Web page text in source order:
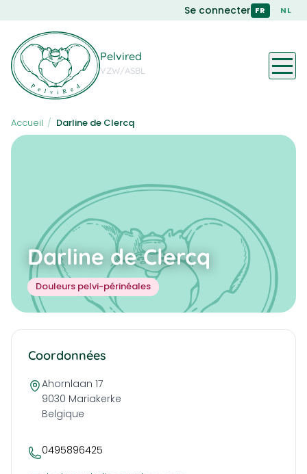
to
main
content
Se connecter FR · NL
Pelvired
VZW/ASBL
Accueil / Darline de Clercq
Darline de Clercq
Douleurs pelvi-périnéales
Coordonnées
Ahornlaan 17
9030 Mariakerke
Belgique
0495896425